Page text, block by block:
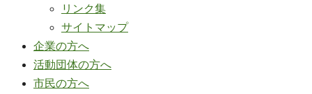
リンク集
サイトマップ
企業の方へ
活動団体の方へ
市民の方へ